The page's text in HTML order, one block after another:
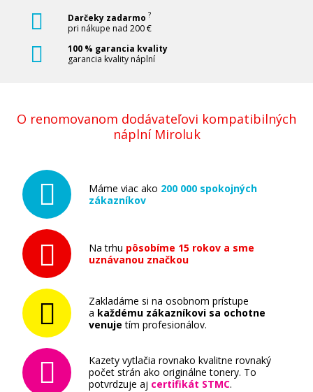
Originálna náplň Brother LC-3237Y (Žltá)
Pridať do košíka
Originálna náplň Brother LC-3237BK
(čierna)
Darčeky zadarmo ?
pri nákupe nad 200 €
100 % garancia kvality
garancia kvality náplní
O renomovanom dodávateľovi kompatibilných
náplní Miroluk
Máme viac ako 200 000 spokojných
zákazníkov
Na trhu pôsobíme 15 rokov a sme
uznávanou značkou
Zakladáme si na osobnom prístupe
a každému zákazníkovi sa ochotne
venuje tím profesionálov.
Kazety vytlačia rovnako kvalitne rovnaký
počet strán ako originálne tonery. To
potvrdzuje aj certifikát STMC.